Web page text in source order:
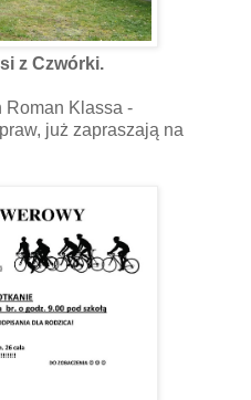
z Czwórki.
Roman Klassa -
już zapraszają na